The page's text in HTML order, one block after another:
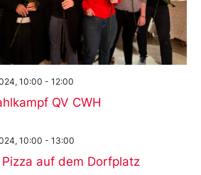
QV CWH
10:00 - 12:00
Pizza auf dem Dorfplatz
10:00 - 13:00